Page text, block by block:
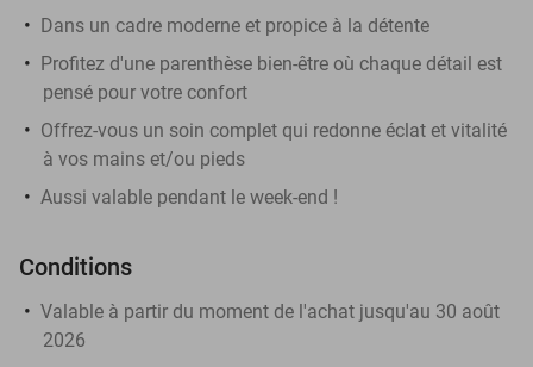
Dans un cadre moderne et propice à la détente
Profitez d'une parenthèse bien-être où chaque détail est
pensé pour votre confort
Offrez-vous un soin complet qui redonne éclat et vitalité
à vos mains et/ou pieds
Aussi valable pendant le week-end !
Conditions
Valable à partir du moment de l'achat jusqu'au 30 août
2026